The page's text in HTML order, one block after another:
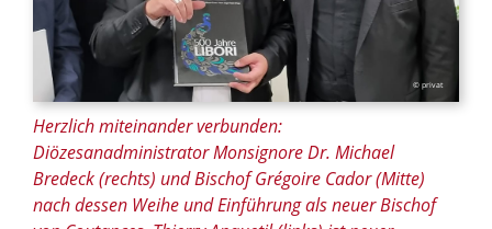
© privat
Herzlich miteinander verbunden:
Diözesanadministrator Monsignore Dr. Michael
Bredeck (rechts) und Bischof Grégoire Cador (Mitte)
nach dessen Weihe und Einführung als neuer Bischof